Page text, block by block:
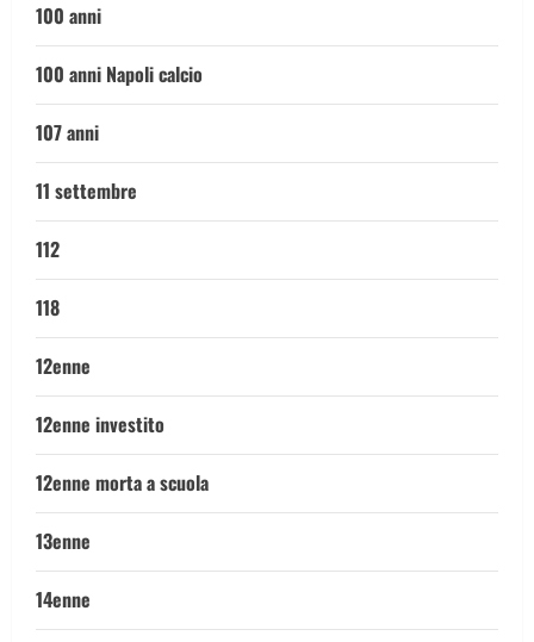
100 anni
100 anni Napoli calcio
107 anni
11 settembre
112
118
12enne
12enne investito
12enne morta a scuola
13enne
14enne